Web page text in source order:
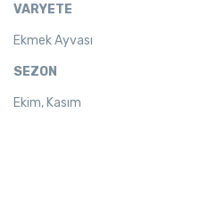
VARYETE
Ekmek Ayvası
SEZON
Ekim, Kasım